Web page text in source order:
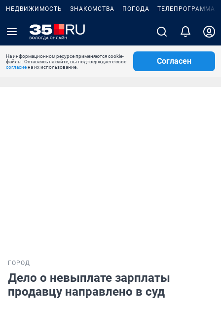
НЕДВИЖИМОСТЬ ЗНАКОМСТВА ПОГОДА ТЕЛЕПРОГРАММА
На информационном ресурсе применяются cookie-
файлы. Оставаясь на сайте, вы подтверждаете свое
согласиена их использование.
Согласен
ГОРОД
Дело о невыплате зарплаты
продавцу направлено в суд